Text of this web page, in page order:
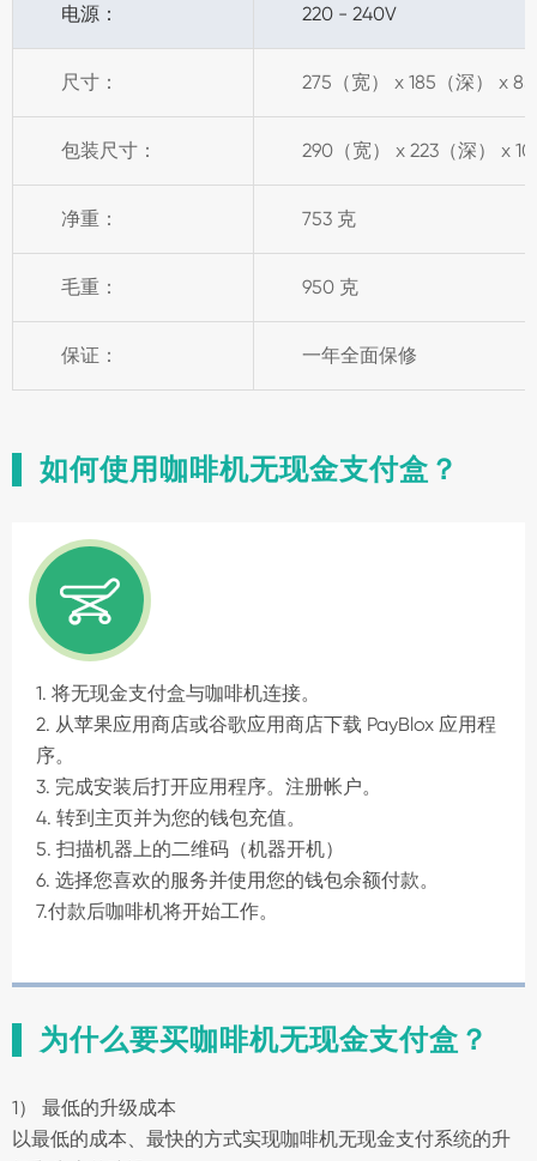
电源： 220 - 240V
尺寸： 275（宽） x 185（深） x
包装尺寸： 290（宽） x 223（深） x
净重： 753 克
毛重： 950 克
保证： 一年全面保修
如何使用咖啡机无现金支付盒？

1. 将无现金支付盒与咖啡机连接。
2. 从苹果应用商店或谷歌应用商店下载 PayBlox 应用程
序。
3. 完成安装后打开应用程序。注册帐户。
4. 转到主页并为您的钱包充值。
5. 扫描机器上的二维码（机器开机）
6. 选择您喜欢的服务并使用您的钱包余额付款。
7.付款后咖啡机将开始工作。
为什么要买咖啡机无现金支付盒？
1） 最低的升级成本
以最低的成本、最快的方式实现咖啡机无现金支付系统的升